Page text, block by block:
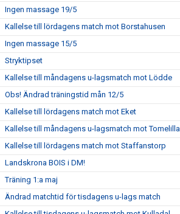
Ingen massage 19/5
Kallelse till lördagens match mot Borstahusen
Ingen massage 15/5
Stryktipset
Kallelse till måndagens u-lagsmatch mot Lödde
Obs! Ändrad träningstid mån 12/5
Kallelse till lördagens match mot Eket
Kallelse till måndagens u-lagsmatch mot Tomelilla
Kallelse till lördagens match mot Staffanstorp
Landskrona BOIS i DM!
Träning 1:a maj
Ändrad matchtid för tisdagens u-lags match